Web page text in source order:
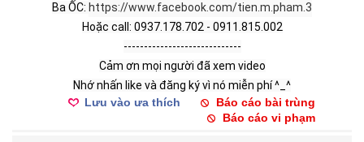
Ba ỐC: https://www.facebook.com/tien.m.pham.3
Hoặc call: 0937.178.702 - 0911.815.002
-----------------------------
Cảm ơn mọi người đã xem video
Nhớ nhấn like và đăng ký vì nó miễn phí ^_^
Lưu vào ưa thích
Báo cáo bài trùng
Báo cáo vi phạm